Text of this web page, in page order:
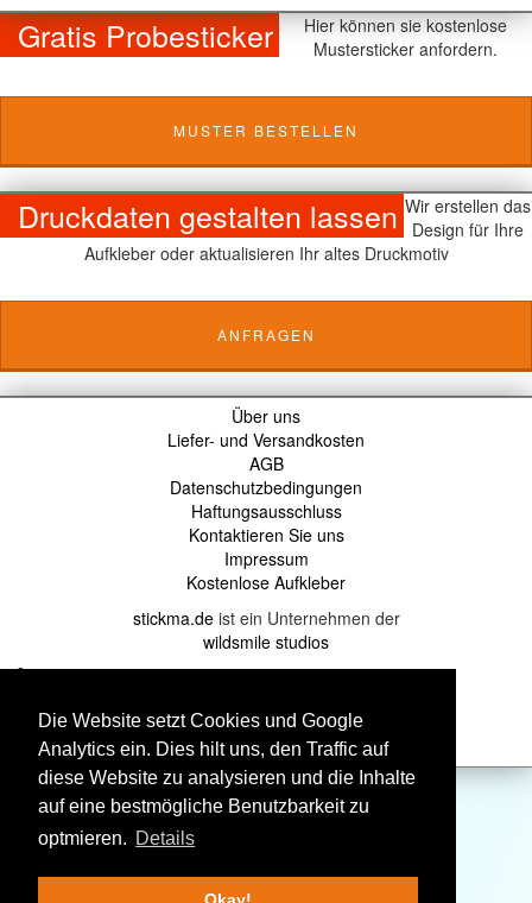
Die Website setzt Cookies und Google
Analytics ein. Dies hilt uns, den Traffic auf
diese Website zu analysieren und die Inhalte
auf eine bestmögliche Benutzbarkeit zu
optmieren. Details
Gratis Probesticker
Hier können sie kostenlose
Mustersticker anfordern.
MUSTER BESTELLEN
Druckdaten gestalten lassen Wir erstellen das
Design für Ihre
Aufkleber oder aktualisieren Ihr altes Druckmotiv
ANFRAGEN
Über uns
Liefer- und Versandkosten
AGB
Datenschutzbedingungen
Haftungsausschluss
Kontaktieren Sie uns
Impressum
Kostenlose Aufkleber
stickma.deist ein Unternehmen der
wildsmile studios
-
Mail: sticker@stickma.de